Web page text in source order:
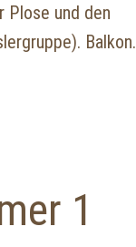
Plose und den
Balkon.
1